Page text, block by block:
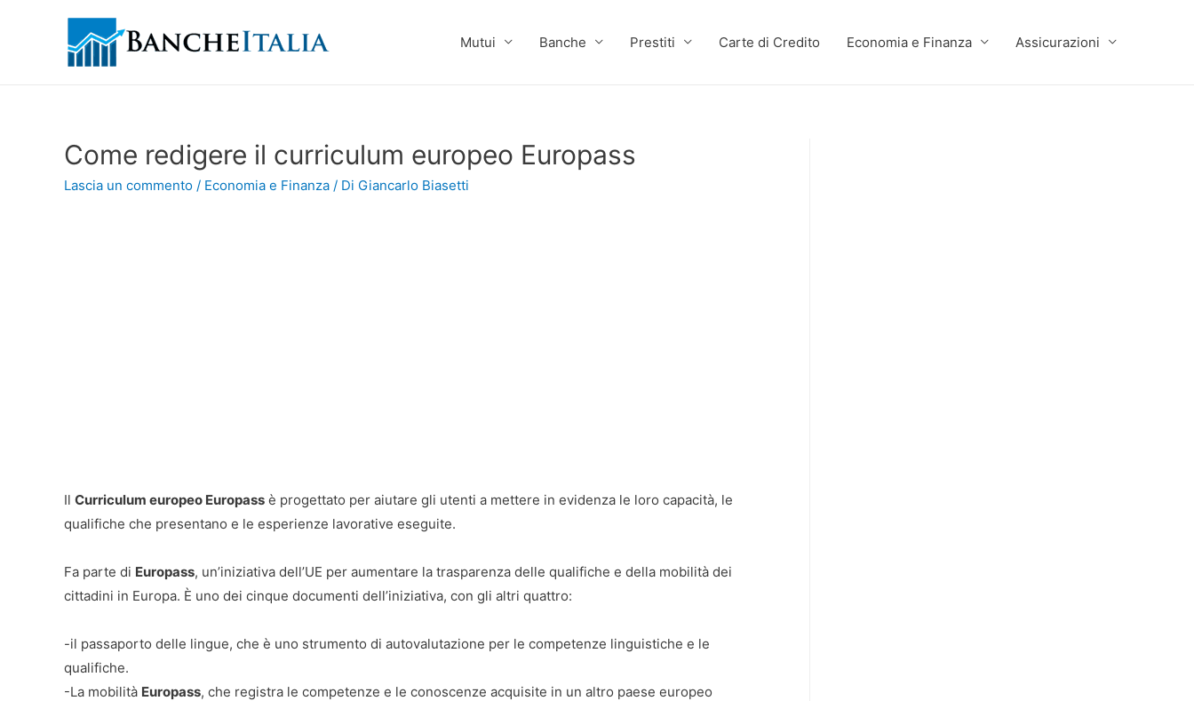
Mutui Banche Prestiti Carte di Credito Economia e Finanza Assicurazioni
Come redigere il curriculum europeo Europass
Lascia un commento / Economia e Finanza / Di Giancarlo Biasetti
Il Curriculum europeo Europass è progettato per aiutare gli utenti a mettere in evidenza le loro capacità, le
qualifiche che presentano e le esperienze lavorative eseguite.
Fa parte di Europass, un’iniziativa dell’UE per aumentare la trasparenza delle qualifiche e della mobilità dei
cittadini in Europa. È uno dei cinque documenti dell’iniziativa, con gli altri quattro:
-il passaporto delle lingue, che è uno strumento di autovalutazione per le competenze linguistiche e le
qualifiche.
-La mobilità Europass, che registra le competenze e le conoscenze acquisite in un altro paese europeo